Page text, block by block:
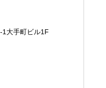
大手町ビル1F